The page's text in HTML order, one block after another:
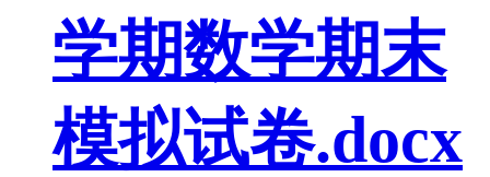
学期数学期末
模拟试卷.docx